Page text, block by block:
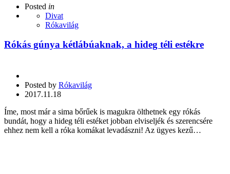
Posted in
Divat
Rókavilág
Rókás gúnya kétlábúaknak, a hideg téli estékre
Posted by Rókavilág
2017.11.18
Íme, most már a sima bőrűek is magukra ölthetnek egy rókás
bundát, hogy a hideg téli estéket jobban elviseljék és szerencsére
ehhez nem kell a róka komákat levadászni! Az ügyes kezű…